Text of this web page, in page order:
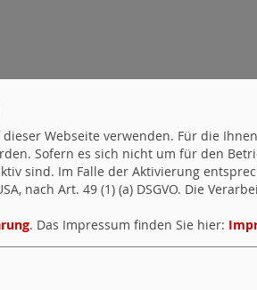
Webseite verwenden. Für die
Sofern es sich nicht um für den
sind. Im Falle der Aktivierung
nach Art. 49 (1) (a) DSGVO. Die
. Das Impressum finden Sie hier: